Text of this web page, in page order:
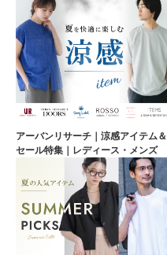
アーバンリサーチ｜涼感アイテム＆
セール特集｜レディース・メンズ